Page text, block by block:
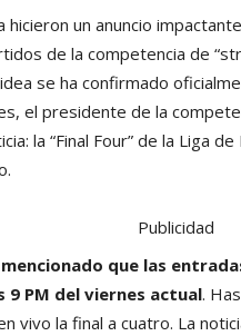
un anuncio
de la competencia de
se ha confirmado
el presidente de la
la “Final Four” de la Liga
Publicidad
que las
PM del viernes actual.
vivo la final a cuatro. La